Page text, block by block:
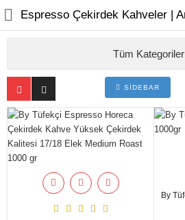
SOS & ŞURUP & PÜRE
İÇECEKLER
MAKİNELER
EKİPMANLAR
Tüm Kategoriler
SIDEBAR